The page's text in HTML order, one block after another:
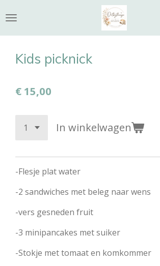
direct
naar
hoofdinhoud
Kids picknick
€ 15,00
In winkelwagen
-Flesje plat water
-2 sandwiches met beleg naar wens
-vers gesneden fruit
-3 minipancakes met suiker
-Stokje met tomaat en komkommer